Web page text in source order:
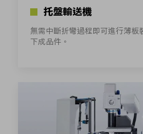
托盤輸送機
無需中斷折彎過程即可進行薄板
下成品件。